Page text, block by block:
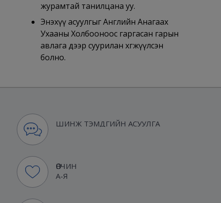
журамтай танилцана уу.
Энэхүү асуулгыг Английн Анагаах
Ухааны Холбооноос гаргасан гарын
авлага дээр суурилан хөгжүүлсэн
болно.
ШИНЖ ТЭМДГИЙН АСУУЛГА
ӨВЧИН
А-Я